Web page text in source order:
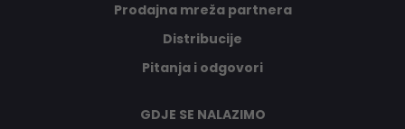
Prodajna mreža partnera
Distribucije
Pitanja i odgovori
GDJE SE NALAZIMO